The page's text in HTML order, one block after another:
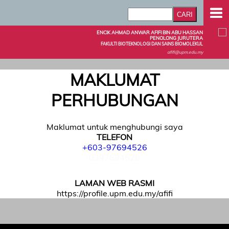
ENCIK AHMAD ANWAR AFIFI BIN ABU HASSAN
PENOLONG JURUTERA
FAKULTI BIOTEKNOLOGI DAN SAINS BIOMOLEKUL
afifi@upm.edu.my
MAKLUMAT
PERHUBUNGAN
Maklumat untuk menghubungi saya
TELEFON
+603-97694526
LAMAN WEB RASMI
https://profile.upm.edu.my/afifi